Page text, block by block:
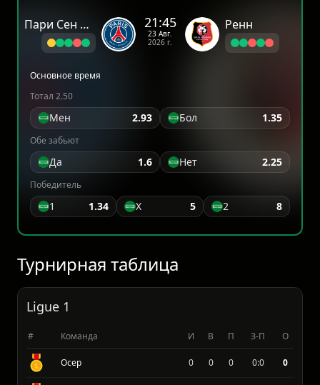
Пари Сен Жермен 21:45
23 Авг.
2026 г.
Ренн
Основное время
Тотал 2.50
Мен 2.93 Бол 1.35
Обе забьют
Да 1.6 Нет 2.25
Победитель
1 1.34 X 5 2 8
Турнирная таблица
Ligue 1
# Команда И В П З-П О
Осер 0 0 0 0:0 0